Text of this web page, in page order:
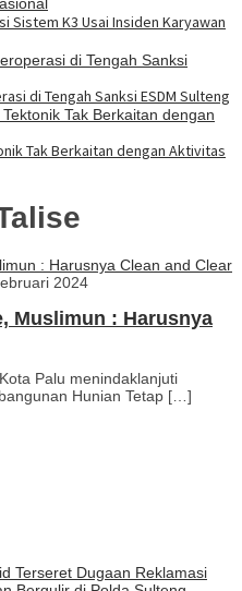
Sistem K3 Usai Insiden Karyawan
di Tengah Sanksi ESDM Sulteng
Tak Berkaitan dengan Aktivitas
2024
Muslimun : Harusnya
Palu menindaklanjuti
Hunian Tetap […]